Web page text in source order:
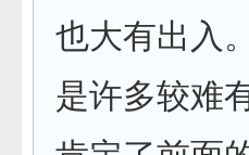
也大有出入
是许多较难